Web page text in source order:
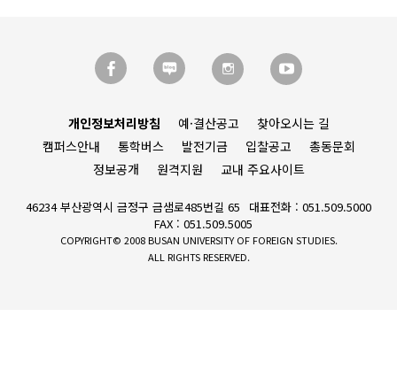
개인정보처리방침 예·결산공고
찾아오시는 길
캠퍼스안내
통학버스 발전기금 입찰공고
총동문회
정보공개
원격지원 교내 주요사이트
46234 부산광역시 금정구 금샘로485번길 65
대표전화 : 051.509.5000
FAX : 051.509.5005
COPYRIGHT© 2008 BUSAN UNIVERSITY OF FOREIGN STUDIES.
ALL RIGHTS RESERVED.